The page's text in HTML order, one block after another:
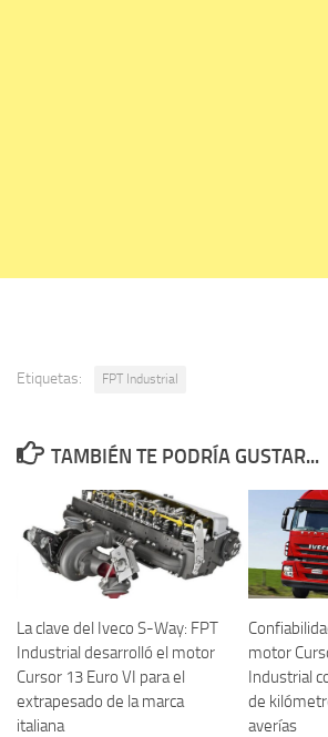
Etiquetas: FPT Industrial
TAMBIÉN TE PODRÍA GUSTAR...
La clave del Iveco S-Way: FPT
Industrial desarrolló el motor
Cursor 13 Euro VI para el
extrapesado de la marca
italiana
motor
Industrial
de
averías